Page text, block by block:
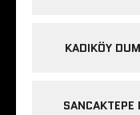
KADIKÖY